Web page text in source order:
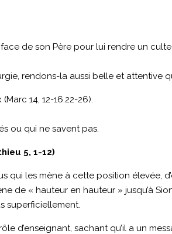
de son Père pour lui rendre un culte
rendons-la aussi belle et attentive
14, 12-16.22-26).
ou qui ne savent pas.
5, 1-12)
qui les mène à cette position élevée,
de « hauteur en hauteur » jusqu’à
superficiellement.
d’enseignant, sachant qu’il a un